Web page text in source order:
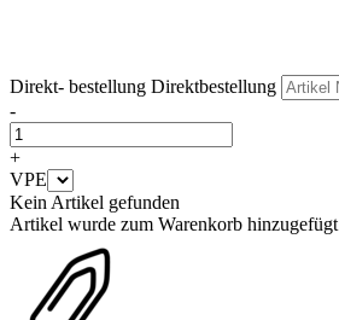
Direkt- bestellung Direktbestellung
-
+
VPE
Kein Artikel gefunden
Artikel wurde zum Warenkorb hinzugefügt